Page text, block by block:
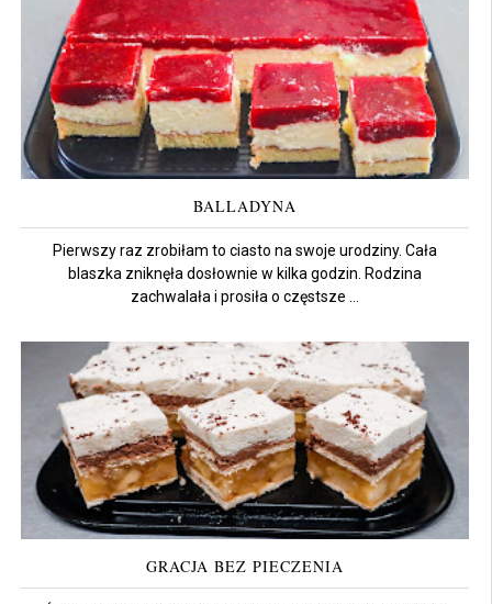
BALLADYNA
Pierwszy raz zrobiłam to ciasto na swoje urodziny. Cała
blaszka zniknęła dosłownie w kilka godzin. Rodzina
zachwalała i prosiła o częstsze ...
GRACJA BEZ PIECZENIA